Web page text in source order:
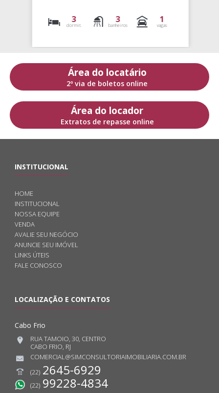
3
dormit.
3
banheiros
1
vagas
Área do locatário
2º via de boletos online
Área do locador
Extratos de repasse online
INSTITUCIONAL
HOME
INSTITUCIONAL
NOSSA EQUIPE
VENDA
AVALIE SEU NEGÓCIO
ANUNCIE SEU IMÓVEL
LINKS ÚTEIS
FALE CONOSCO
LOCALIZAÇÃO E CONTATOS
Cabo Frio
RUA TAMOIO, 30, CENTRO
CABO FRIO, RJ
COMERCIAL@SIMCONSULTORIAIMOBILIARIA.COM.BR
(22) 2645-6929
(22) 99228-4834